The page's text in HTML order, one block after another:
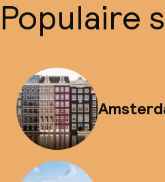
Populaire